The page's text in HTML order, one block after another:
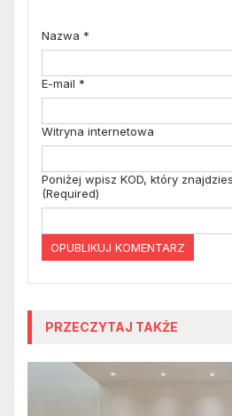
Nazwa *
E-mail *
Witryna internetowa
Poniżej wpisz KOD, który
(Required)
PRZECZYTAJ TAKŻE